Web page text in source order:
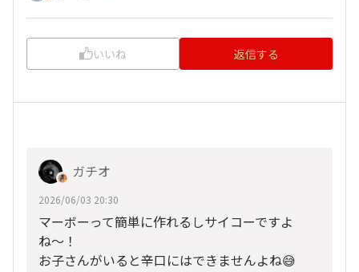
いいね 返信する
ガチオ
2026/06/03 20:30
マーボーって簡単に作れるしサイコーですよ
ね〜！
お子さんがいると辛口にはできませんよね😅